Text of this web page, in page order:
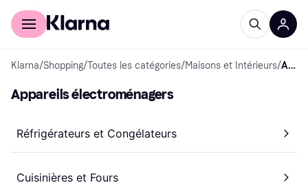
Acheter avec Klarna
Klarna/Shopping/Toutes les catégories/Maisons et Intérieurs/ Appareils électroménagers
Appareils électroménagers
Réfrigérateurs et Congélateurs
Cuisinières et Fours